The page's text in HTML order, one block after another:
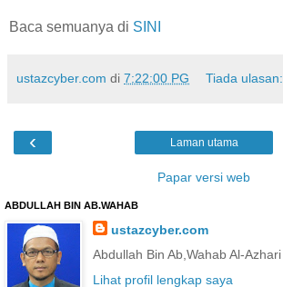
Baca semuanya di SINI
ustazcyber.com di 7:22:00 PG Tiada ulasan:
‹ Laman utama
Papar versi web
ABDULLAH BIN AB.WAHAB
ustazcyber.com
Abdullah Bin Ab,Wahab Al-Azhari
Lihat profil lengkap saya